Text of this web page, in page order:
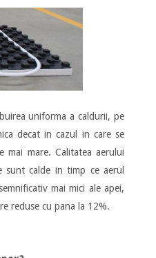
uniforma a caldurii, pe
decat in cazul in care se
mai mare. Calitatea aerului
sunt calde in timp ce aerul
mai mici ale apei,
reduse cu pana la 12%.